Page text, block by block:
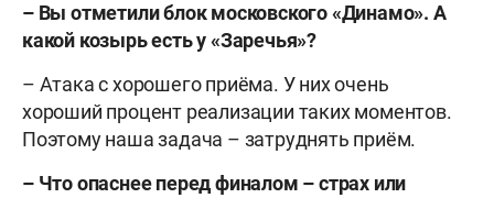
– Вы отметили блок московского «Динамо». А
какой козырь есть у «Заречья»?
– Атака с хорошего приёма. У них очень
хороший процент реализации таких моментов.
Поэтому наша задача – затруднять приём.
– Что опаснее перед финалом – страх или